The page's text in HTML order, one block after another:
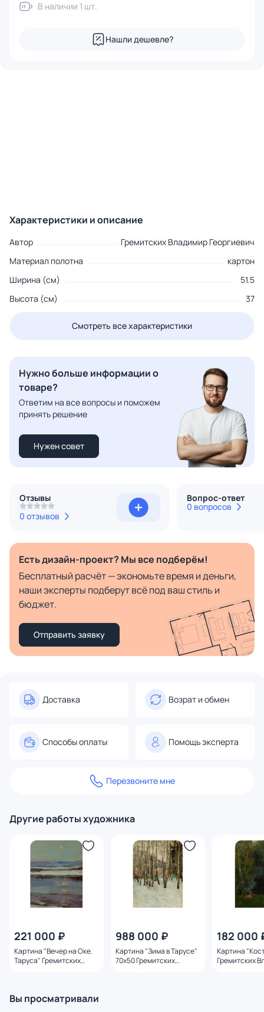
В наличии 1 шт.
Нашли дешевле?
Характеристики и описание
Автор
Гремитских Владимир Георгиевич
Материал полотна
картон
Ширина (см)
51.5
Высота (см)
37
Смотреть все характеристики
Нужно больше информации о
товаре?
Ответим на все вопросы и поможем
принять решение
Нужен совет
Отзывы
0 отзывов
Вопрос-ответ
0 вопросов
Есть дизайн-проект? Мы все подберём!
Бесплатный расчёт — экономьте время и деньги,
наши эксперты подберут всё под ваш стиль и
бюджет.
Отправить заявку
Доставка Возрат и обмен
Способы оплаты Помощь эксперта
Перезвоните мне
Другие работы художника
221 000 ₽
Картина "Вечер на Оке.
Таруса" Гремитских
988 000 ₽
Картина "Зима в Тарусе"
70х50 Гремитских
182 000
Картина
Гремитских
Вы просматривали